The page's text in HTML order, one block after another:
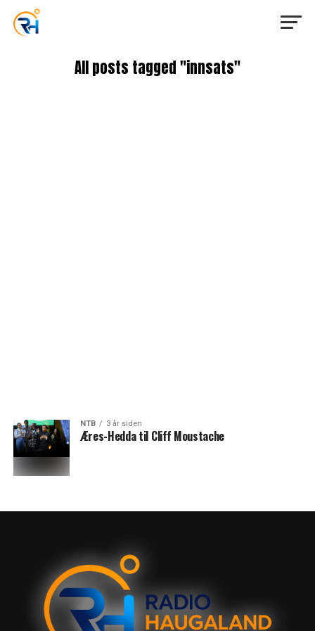
All posts tagged "innsats"
NTB 3 år siden
Æres-Hedda til Cliff Moustache